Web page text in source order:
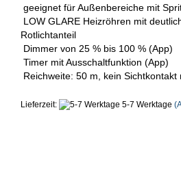
geeignet für Außenbereiche mit
LOW GLARE Heizröhren mit
Rotlichtanteil
Dimmer von 25 % bis 100 % (App)
Timer mit Ausschaltfunktion (App)
Reichweite: 50 m, kein Sichtkontakt
Lieferzeit: 5-7 Werktage